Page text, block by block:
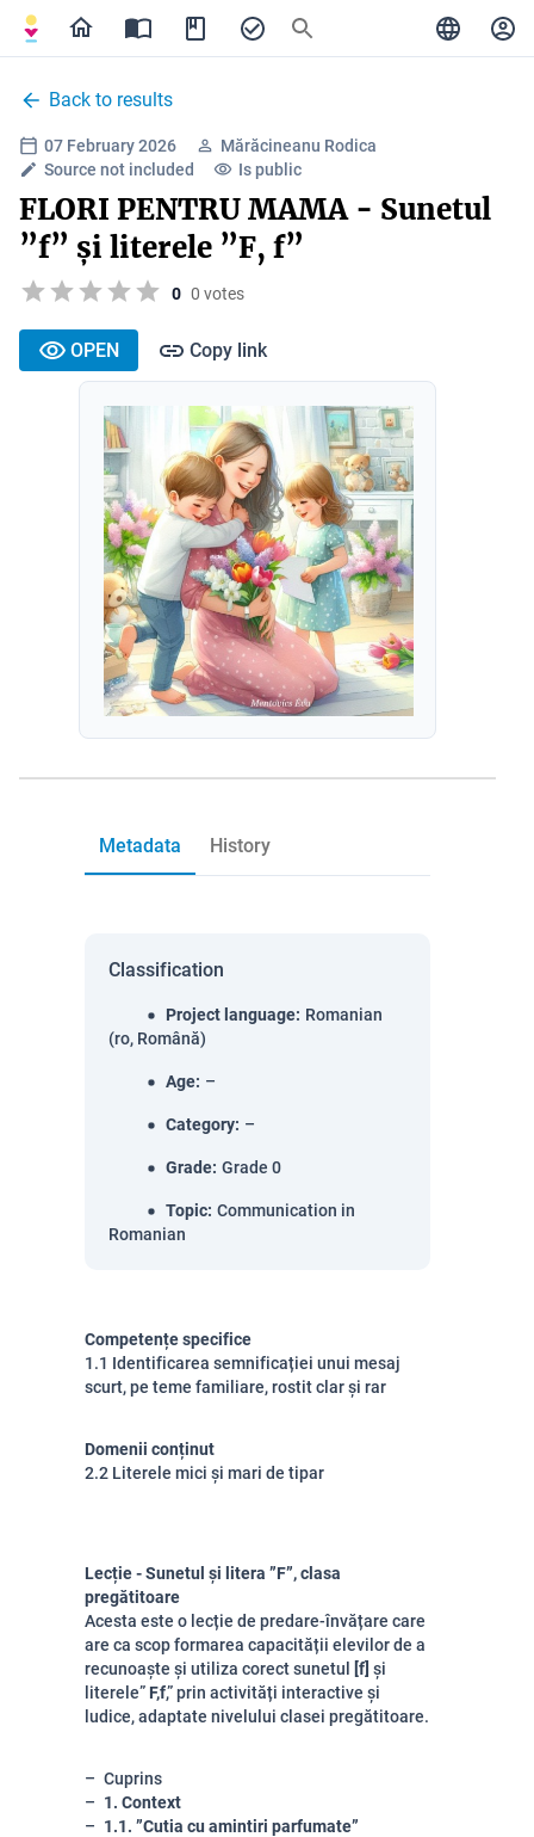
Back to results
07 February 2026
Mărăcineanu Rodica
Source not included
Is public
FLORI PENTRU MAMA - Sunetul
”f” și literele ”F, f”
0 0 votes
OPEN Copy link
Metadata History
Classification
Project language: Romanian
(ro, Română)
Age: –
Category: –
Grade: Grade 0
Topic: Communication in
Romanian
Competențe specifice
1.1 Identificarea semnificației unui mesaj
scurt, pe teme familiare, rostit clar și rar
Domenii conținut
2.2 Literele mici și mari de tipar
Lecție - Sunetul și litera ”F”, clasa
pregătitoare
Acesta este o lecție de predare-învățare care
are ca scop formarea capacității elevilor de a
recunoaște și utiliza corect sunetul
[f] și
literele” F,f,” prin activități interactive și
ludice, adaptate nivelului clasei pregătitoare.
Cuprins
1. Context
1.1. ”Cutia cu amintiri parfumate”